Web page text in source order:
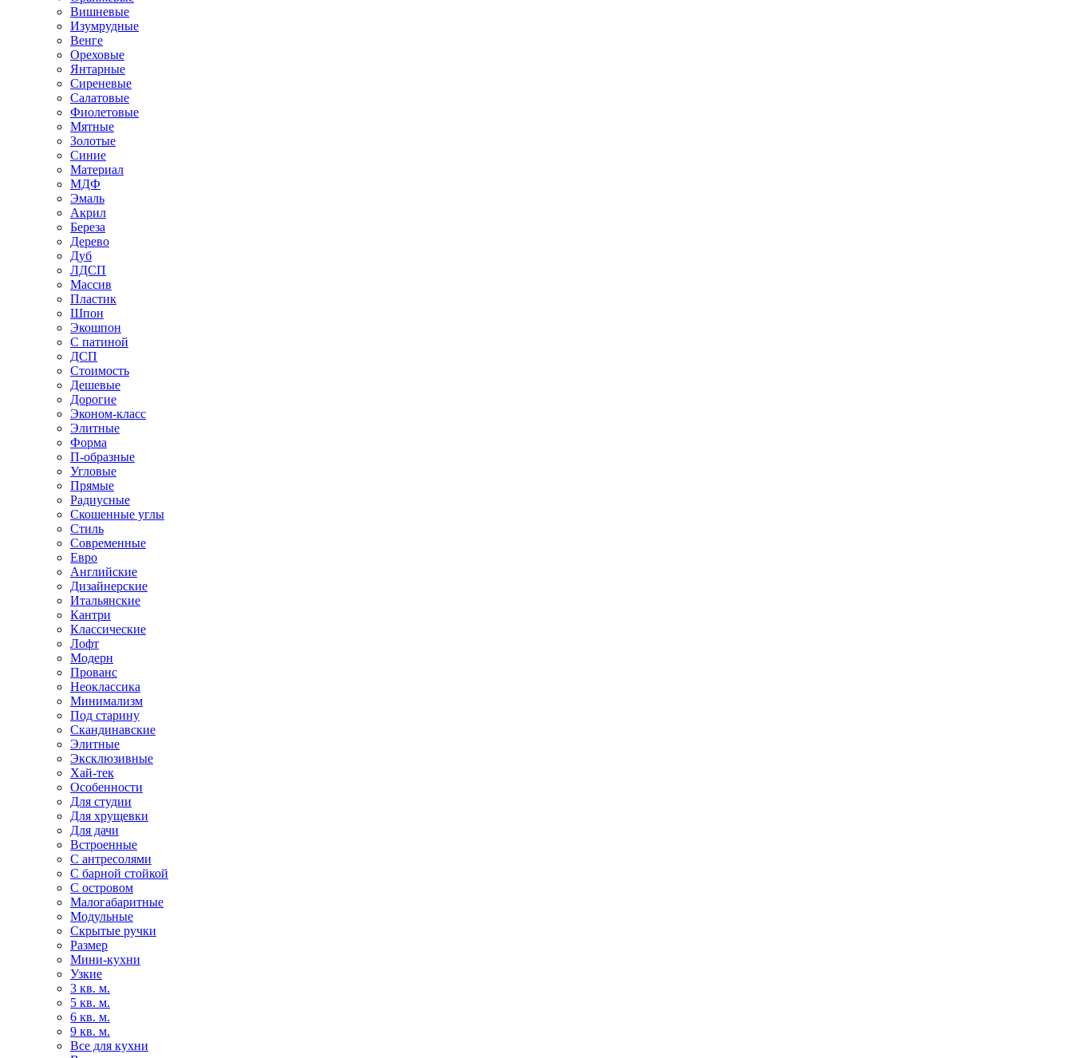
Вишневые
Изумрудные
Венге
Ореховые
Янтарные
Сиреневые
Салатовые
Фиолетовые
Мятные
Золотые
Синие
Материал
МДФ
Эмаль
Акрил
Береза
Дерево
Дуб
ЛДСП
Массив
Пластик
Шпон
Экошпон
С патиной
ДСП
Стоимость
Дешевые
Дорогие
Эконом-класс
Элитные
Форма
П-образные
Угловые
Прямые
Радиусные
Скошенные углы
Стиль
Современные
Евро
Английские
Дизайнерские
Итальянские
Кантри
Классические
Лофт
Модерн
Прованс
Неоклассика
Минимализм
Под старину
Скандинавские
Элитные
Эксклюзивные
Хай-тек
Особенности
Для студии
Для хрущевки
Для дачи
Встроенные
С антресолями
С барной стойкой
С островом
Малогабаритные
Модульные
Скрытые ручки
Размер
Мини-кухни
Узкие
3 кв. м.
5 кв. м.
6 кв. м.
9 кв. м.
Все для кухни